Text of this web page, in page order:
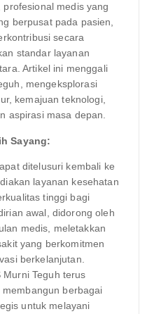
medis yang
berpusat pada pasien,
secara
standar layanan
Artikel ini menggali
mengeksplorasi
kemajuan teknologi,
aspirasi masa depan.
Sayang:
ditelusuri kembali ke
layanan kesehatan
tinggi bagi
awal, didorong oleh
medis, meletakkan
yang berkomitmen
berkelanjutan.
Teguh terus
berbagai
untuk melayani